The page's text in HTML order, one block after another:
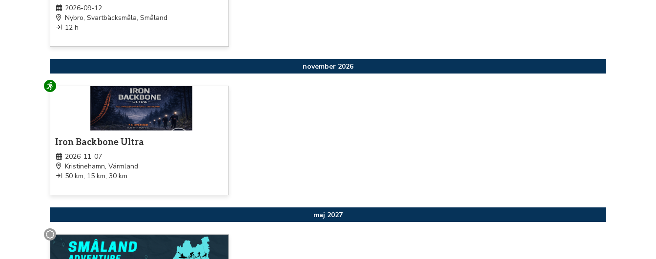
2026-09-12
Nybro, Svartbäcksmåla, Småland
12 h
november 2026
Löpning
Iron Backbone Ultra
2026-11-07
Kristinehamn, Värmland
50 km, 15 km, 30 km
maj 2027
Annat